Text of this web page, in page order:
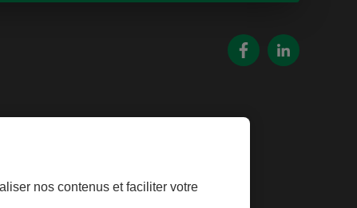
nos contenus et faciliter votre